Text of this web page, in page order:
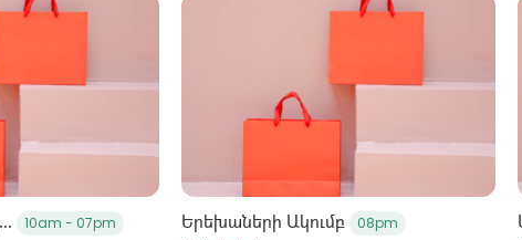
10am - 07pm Երեխաների Ակումբ 08pm